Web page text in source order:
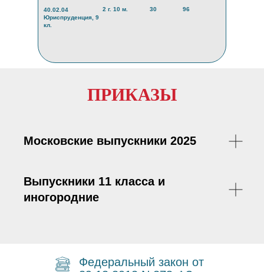
96
30
2 г. 10 м.
40.02.04
Юриспруденция, 9
кл.
ПРИКАЗЫ
Московские выпускники 2025
Выпускники 11 класса и
иногородние
Федеральный закон от